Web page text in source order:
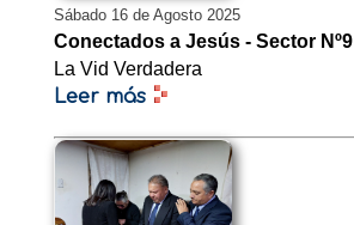
Sábado 16 de Agosto 2025
Conectados a Jesús - Sector Nº9
La Vid Verdadera
Leer más